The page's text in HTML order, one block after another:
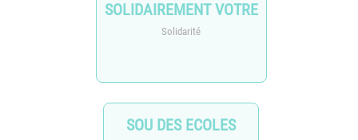
SOLIDAIREMENT VOTRE
Solidarité
SOU DES ECOLES